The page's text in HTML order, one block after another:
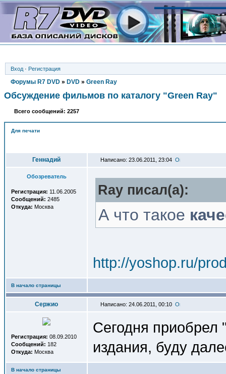
Вход · Регистрация
Форумы R7 DVD » DVD » Green Ray
Обсуждение фильмов по каталогу "Green Ray"
Всего сообщений: 2257
Для печати
Геннадий Написано: 23.06.2011, 23:04
Обозреватель
Регистрация: 11.06.2005
Сообщений: 2485
Откуда: Москва
Ray писал(a):
А что такое
http://yoshop.ru/
В начало страницы
Сержио Написано: 24.06.2011, 00:10
Регистрация: 08.09.2010
Сообщений: 182
Откуда: Москва
Сегодня
издания, буду
В начало страницы